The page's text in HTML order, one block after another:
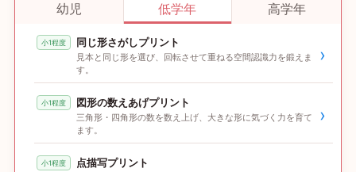
幼児
低学年 高学年
小1程度 同じ形さがしプリント
見本と同じ形を選び、回転させて重ねる空間認識力を鍛えま
す。
›
小1程度 図形の数えあげプリント
三角形・四角形の数を数え上げ、大きな形に気づく力を育て
ます。
›
小1程度 点描写プリント